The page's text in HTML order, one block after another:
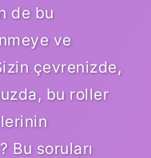
de bu
ve
çevrenizde,
bu roller
Bu soruları